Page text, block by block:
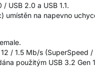
USB 2.0 a USB 1.1.
umístěn na napevno
/ 1.5 Mb/s (SuperSpeed
použitým USB 3.2 Gen